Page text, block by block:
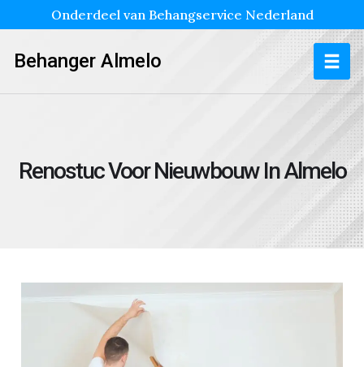
Onderdeel van Behangservice Nederland
Behanger Almelo
Renostuc Voor Nieuwbouw In Almelo